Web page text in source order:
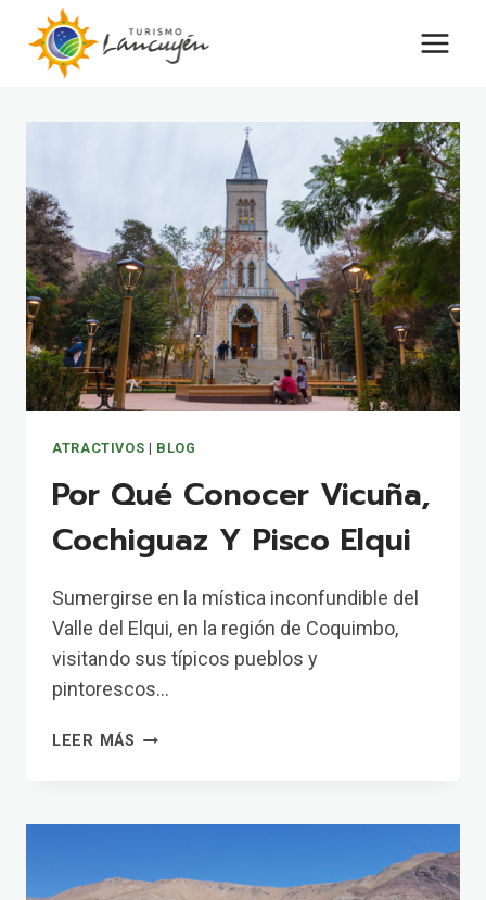
Saltar
contenido
ATRACTIVOS | BLOG
Por Qué Conocer Vicuña,
Cochiguaz Y Pisco Elqui
Sumergirse en la mística inconfundible del
Valle del Elqui, en la región de Coquimbo,
visitando sus típicos pueblos y
pintorescos…
LEER MÁS POR
PISCO